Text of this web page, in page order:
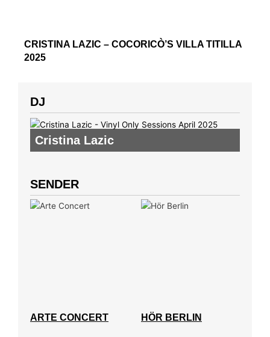
CRISTINA LAZIC – COCORICÒ’S VILLA TITILLA
2025
DJ
Cristina Lazic
SENDER
ARTE CONCERT HÖR BERLIN